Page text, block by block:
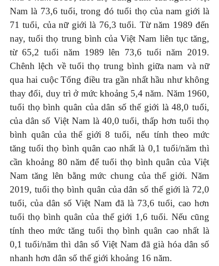
Nam là 73,6 tuổi, trong đó tuổi thọ của nam giới là
71 tuổi, của nữ giới là 76,3 tuổi. Từ năm 1989 đến
nay, tuổi thọ trung bình của Việt Nam liên tục tăng,
từ 65,2 tuổi năm 1989 lên 73,6 tuổi năm 2019.
Chênh lệch về tuổi thọ trung bình giữa nam và nữ
qua hai cuộc Tổng điều tra gần nhất hầu như không
thay đổi, duy trì ở mức khoảng 5,4 năm. Năm 1960,
tuổi thọ bình quân của dân số thế giới là 48,0 tuổi,
của dân số Việt Nam là 40,0 tuổi, thấp hơn tuổi thọ
bình quân của thế giới 8 tuổi, nếu tính theo mức
tăng tuổi thọ bình quân cao nhất là 0,1 tuổi/năm thì
cần khoảng 80 năm để tuổi thọ bình quân của Việt
Nam tăng lên bằng mức chung của thế giới. Năm
2019, tuổi thọ bình quân của dân số thế giới là 72,0
tuổi, của dân số Việt Nam đã là 73,6 tuổi, cao hơn
tuổi thọ bình quân của thế giới 1,6 tuổi. Nếu cũng
tính theo mức tăng tuổi thọ bình quân cao nhất là
0,1 tuổi/năm thì dân số Việt Nam đã già hóa dân số
nhanh hơn dân số thế giới khoảng 16 năm.